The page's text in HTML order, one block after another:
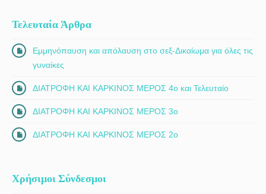
Τελευταία Άρθρα
Εμμηνόπαυση και απόλαυση στο σεξ-Δικαίωμα για όλες τις
γυναίκες
ΔΙΑΤΡΟΦΗ ΚΑΙ ΚΑΡΚΙΝΟΣ ΜΕΡΟΣ 4ο και Τελευταίο
ΔΙΑΤΡΟΦΗ ΚΑΙ ΚΑΡΚΙΝΟΣ ΜΕΡΟΣ 3ο
ΔΙΑΤΡΟΦΗ ΚΑΙ ΚΑΡΚΙΝΟΣ ΜΕΡΟΣ 2ο
Χρήσιμοι Σύνδεσμοι